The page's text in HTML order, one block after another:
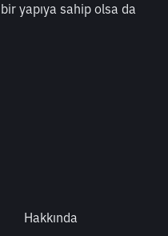
yapıya sahip olsa da
Hakkında